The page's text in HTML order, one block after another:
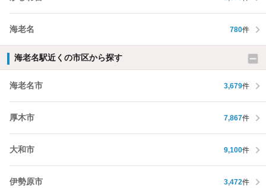
海老名 780件
海老名駅近くの市区から探す
海老名市 3,679件
厚木市 7,867件
大和市 9,100件
伊勢原市 3,472件